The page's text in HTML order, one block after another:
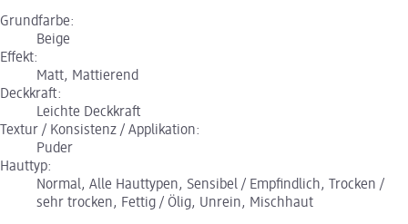
Grundfarbe:
Beige
Effekt:
Matt, Mattierend
Deckkraft:
Leichte Deckkraft
Textur / Konsistenz / Applikation:
Puder
Hauttyp:
Normal, Alle Hauttypen, Sensibel / Empfindlich, Trocken /
sehr trocken, Fettig / Ölig, Unrein, Mischhaut